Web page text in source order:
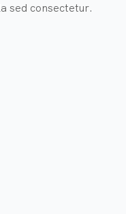
sed consectetur.